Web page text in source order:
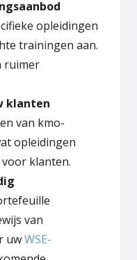
opleidingen
trainingen aan.
ruimer
klanten
van kmo-
opleidingen
klanten.
van
uwWSE-